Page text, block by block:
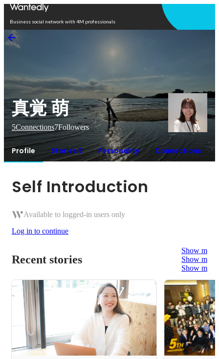
Business social network with 4M professionals
真覚 萌
5Connections7Followers
Profile Stories 8 Personality Connections
Self Introduction
Available to logged-in users only
Log in to continue
Recent stories
Show more
Show more
Show more